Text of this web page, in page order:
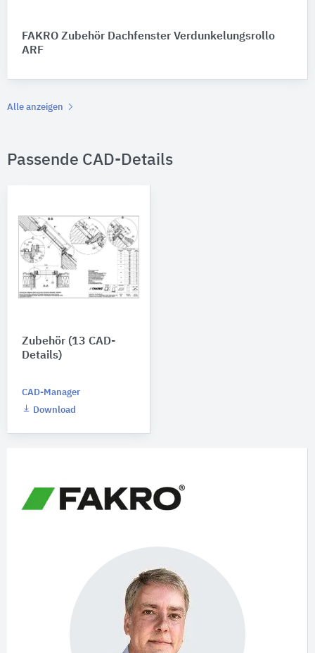
FAKRO Zubehör Dachfenster Verdunkelungsrollo
ARF
Alle anzeigen
Passende CAD-Details
Zubehör (13 CAD-
Details)
CAD-Manager
Download